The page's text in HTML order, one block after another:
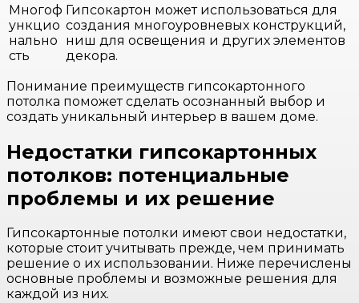
Многоф
ункцио
нально
сть
Гипсокартон может использоваться для
создания многоуровневых конструкций,
ниш для освещения и других элементов
декора.
Понимание преимуществ гипсокартонного
потолка поможет сделать осознанный выбор и
создать уникальный интерьер в вашем доме.
Недостатки гипсокартонных
потолков: потенциальные
проблемы и их решение
Гипсокартонные потолки имеют свои недостатки,
которые стоит учитывать прежде, чем принимать
решение о их использовании. Ниже перечислены
основные проблемы и возможные решения для
каждой из них.